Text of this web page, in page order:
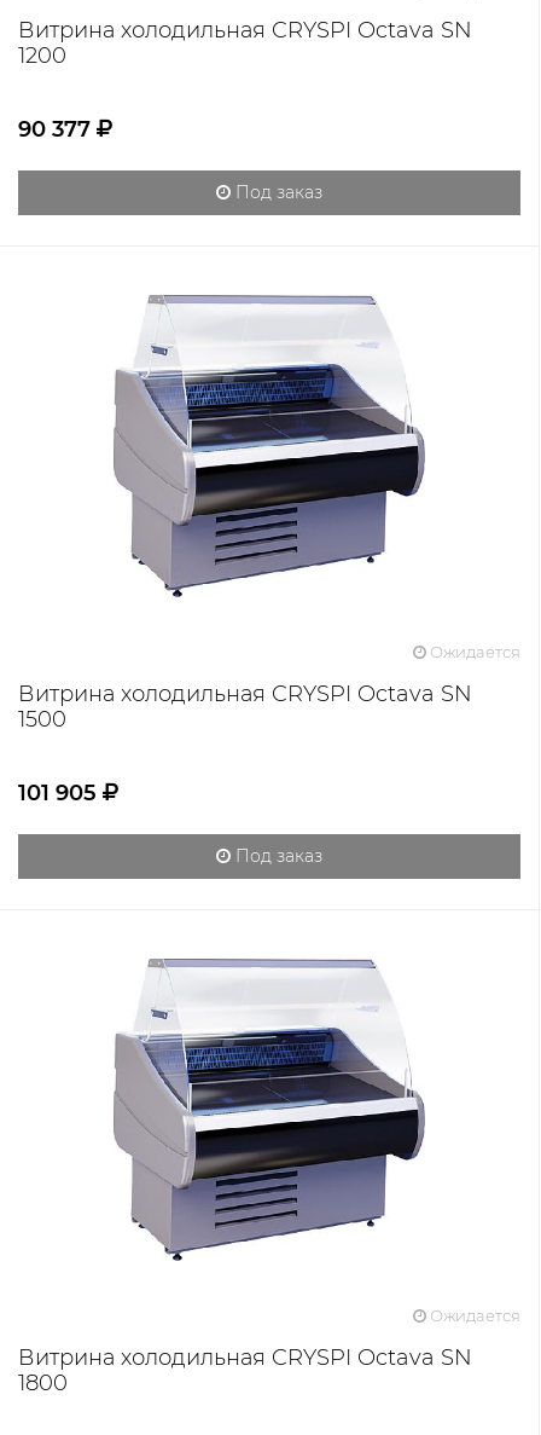
Витрина холодильная CRYSPI Octava SN
1200
90 377
Под заказ
Ожидается
Витрина холодильная CRYSPI Octava SN
1500
101 905
Под заказ
Ожидается
Витрина холодильная CRYSPI Octava SN
1800